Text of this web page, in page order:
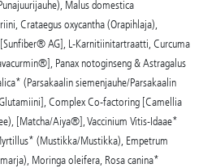
Malus domestica
Crataegus oxycantha (Orapihlaja),
AG], L-Karnitiinitartraatti, Curcuma
Panax notoginseng & Astragalus
(Parsakaalin siemenjauhe/Parsakaalin
Complex Co-factoring [Camellia
[Matcha/Aiya®], Vaccinium Vitis-Idaae*
(Mustikka/Mustikka), Empetrum
Moringa oleifera, Rosa canina*